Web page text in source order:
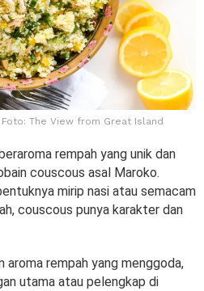
The View from Great Island
rempah yang unik dan
couscous asal Maroko.
mirip nasi atau semacam
couscous punya karakter dan
rempah yang menggoda,
utama atau pelengkap di